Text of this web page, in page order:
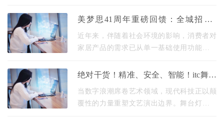
伏行业？这事儿听起来有点不搭边儿，是
美梦思41周年重磅回馈：全城招募5
名“终身睡眠体验官”，爆品床垫0元试
用！
近年来，伴随着社会环境的影响，消费者对
家居产品的需求已从单一基础使用功能转向
性、可持续性等方面成为影响用户选购的重
绝对干货！精准、安全、智能！itc舞台
机械整体解决方案，成就舞台无限可
能！
当数字浪潮席卷艺术领域，现代科技正以颠
覆性的力量重塑文艺演出边界。舞台灯光流